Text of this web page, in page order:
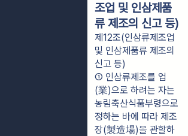
조업 및 인삼제품
류 제조의 신고 등)
제12조(인삼류제조업
및 인삼제품류 제조의
신고 등)
① 인삼류제조를 업
(業)으로 하려는 자는
농림축산식품부령으로
정하는 바에 따라 제조
장(製造場)을 관할하